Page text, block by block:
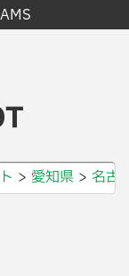
愛知県 名古